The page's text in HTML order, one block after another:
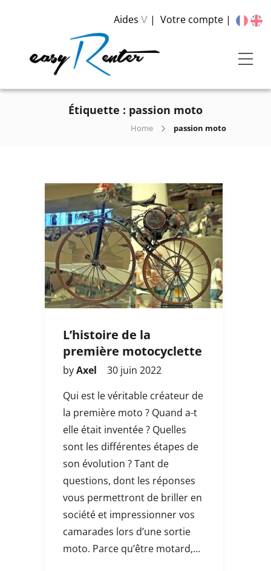
Aides V Votre compte
Étiquette : passion moto
Home passion moto
L’histoire de la
première motocyclette
byAxel
30 juin 2022
Qui est le véritable créateur de
la première moto ? Quand a-t
elle était inventée ? Quelles
sont les différentes étapes de
son évolution ? Tant de
questions, dont les réponses
vous permettront de briller en
société et impressionner vos
camarades lors d’une sortie
moto. Parce qu’être motard,…